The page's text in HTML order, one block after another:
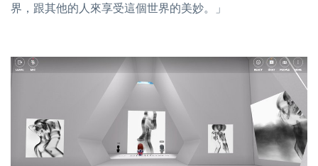
界，跟其他的人來享受這個世界的美妙。」